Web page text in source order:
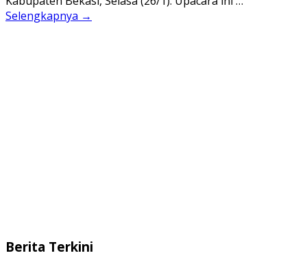
Selengkapnya →
Berita Terkini